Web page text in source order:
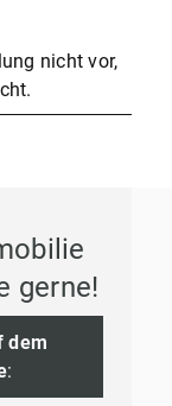
nicht vor,
gerne!
dem
: